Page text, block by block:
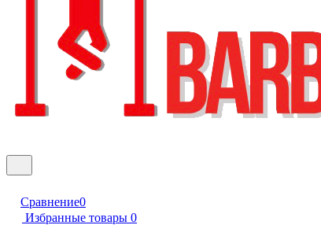
Сравнение0
Избранные товары 0